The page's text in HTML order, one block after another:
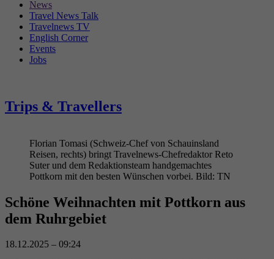
News
Travel News Talk
Travelnews TV
English Corner
Events
Jobs
Trips & Travellers
Florian Tomasi (Schweiz-Chef von Schauinsland
Reisen, rechts) bringt Travelnews-Chefredaktor Reto
Suter und dem Redaktionsteam handgemachtes
Pottkorn mit den besten Wünschen vorbei. Bild: TN
Schöne Weihnachten mit Pottkorn aus
dem Ruhrgebiet
18.12.2025 – 09:24